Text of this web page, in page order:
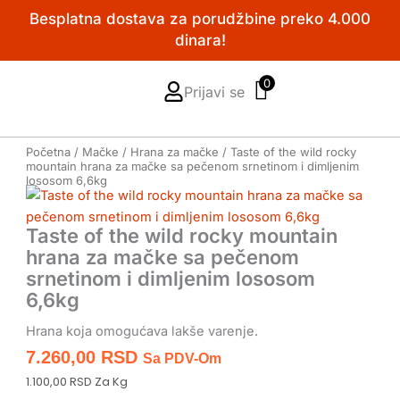
PređiBesplatna dostava za porudžbine preko 4.000
dinara!
Prijavi se 0
Početna / Mačke / Hrana za mačke / Taste of the wild rocky
mountain hrana za mačke sa pečenom srnetinom i dimljenim
lososom 6,6kg
Taste of the wild rocky mountain
hrana za mačke sa pečenom
srnetinom i dimljenim lososom
6,6kg
Hrana koja omogućava lakše varenje.
7.260,00 RSD Sa PDV-Om
1.100,00 RSD Za Kg